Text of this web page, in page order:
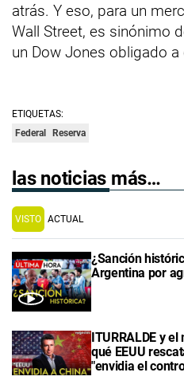
atrás. Y eso, para un
Wall Street, es sinónimo
un Dow Jones obligado
ETIQUETAS:
Federal Reserva
las noticias más…
VISTO ACTUAL
¿Sanción
Argentina por
ITURRALDE y
qué EEUU
"envidia el